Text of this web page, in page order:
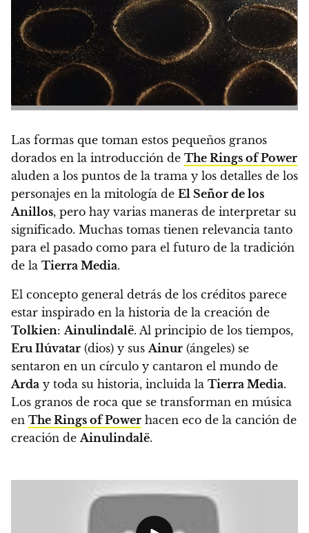
Las formas que toman estos pequeños granos
dorados en la introducción de The Rings of Power
aluden a los puntos de la trama y los detalles de los
personajes en la mitología de El Señor de los
Anillos, pero hay varias maneras de interpretar su
significado. Muchas tomas tienen relevancia tanto
para el pasado como para el futuro de la tradición
de la Tierra Media.
El concepto general detrás de los créditos parece
estar inspirado en la historia de la creación de
Tolkien:Ainulindalë. Al principio de los tiempos,
Eru Ilúvatar (dios) y susAinur (ángeles) se
sentaron en un círculo y cantaron el mundo de
Arda y toda su historia, incluida la Tierra Media.
Los granos de roca que se transforman en música
en The Rings of Power hacen eco de la canción de
creación deAinulindalë.